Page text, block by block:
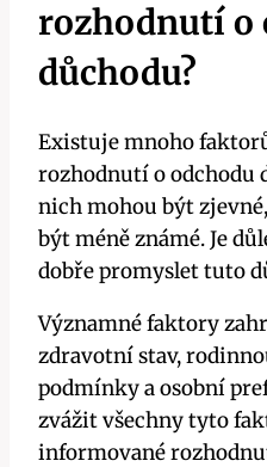
rozhodnutí o
důchodu?
Existuje mnoho
rozhodnutí o odchodu
nich mohou být
být méně známé. Je
dobře promyslet tuto
Významné faktory
zdravotní stav,
podmínky a osobní
zvážit všechny tyto
informované